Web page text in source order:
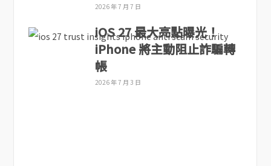
2026 年 7 月 7 日
iOS 27 最大亮點曝光！
iPhone 將主動阻止詐騙轉
帳
2026 年 7 月 3 日